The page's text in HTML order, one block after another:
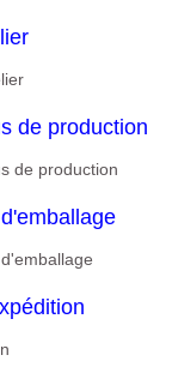
de production